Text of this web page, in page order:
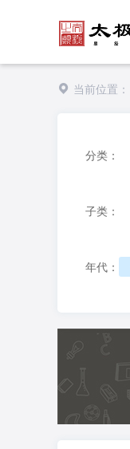
当前位置：
分类：
子类：
年代：